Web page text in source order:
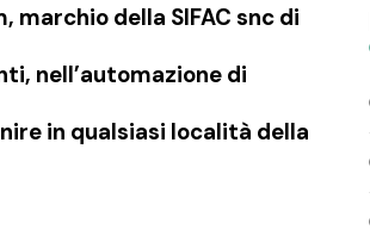
della SIFAC snc di
nell’automazione di
in qualsiasi località della